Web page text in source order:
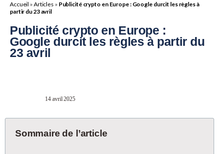
Accueil » Articles » Publicité crypto en Europe : Google durcit les règles à
partir du 23 avril
Publicité crypto en Europe :
Google durcit les règles à partir du
23 avril
14 avril 2025
Sommaire de l’article